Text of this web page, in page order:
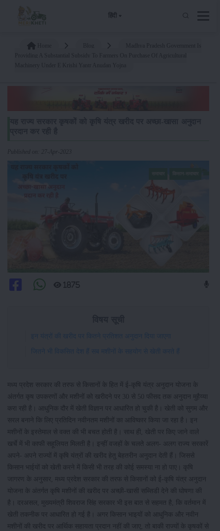
हिंदी
Published on: 27-Apr-2023
1875
इन यंत्रों की खरीद पर कितने प्रतिशत अनुदान दिया जाएगा
जितने भी विकसित देश हैं सब मशीनों के सहयोग से खेती करते हैं
मध्य प्रदेश सरकार की तरफ से किसानों के हित में ई-कृषि यंत्र अनुदान योजना के
अंतर्गत कृष उपकरणों और मशीनों को खरीदने पर 30 से 50 फीसद तक अनुदान मुहैय्या
करा रही है। आधुनिक दौर में खेती विज्ञान पर आधारित हो चुकी है। खेती को सुगम और
सरल बनाने कि लिए प्रतिदिन नवीनतम मशीनों का आविष्कार किया जा रहा है। इन
मशीनों के इस्तेमाल से वक्त की भी बचत होती है। साथ ही, खेती पर किए जाने वाले
खर्चे में भी काफी सहूलियत मिलती है। इन्हीं वजहों के चलते अलग- अलग राज्य सरकारें
अपने- अपने राज्यों में कृषि यंत्रों की खरीद हेतु बेहतरीन अनुदान देती हैं। जिससे
किसान भाईयों को खेती करने में किसी भी तरह की कोई समस्या ना हो पाए। कृषि
जागरण के अनुसार, मध्य प्रदेश सरकार की तरफ से किसानों को ई-कृषि यंत्र अनुदान
योजना के अंतर्गत कृषि मशीनों की खरीद पर अच्छी-खासी सब्सिडी देने की घोषणा की
है। दरअसल, मुख्यमंत्री शिवराज सिंह सरकार भी इस बात से सहमत है, कि वर्तमान में
खेती तकनीक पर आधारित हो गई है। अगर किसान भाइयों को आधुनिक और नवीन
मशीनों की खरीद पर आर्थिक सहायता प्रदान नहीं की जाए, तो बाकी राज्यों के कृषकों से